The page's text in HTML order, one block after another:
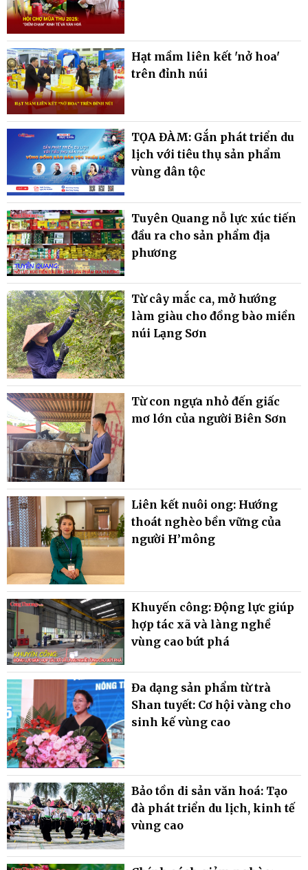
Hạt mầm liên kết 'nở hoa'
trên đỉnh núi
TỌA ĐÀM: Gắn phát triển du
lịch với tiêu thụ sản phẩm
vùng dân tộc
Tuyên Quang nỗ lực xúc tiến
đầu ra cho sản phẩm địa
phương
Từ cây mắc ca, mở hướng
làm giàu cho đồng bào miền
núi Lạng Sơn
Từ con ngựa nhỏ đến giấc
mơ lớn của người Biên Sơn
Liên kết nuôi ong: Hướng
thoát nghèo bền vững của
người H’mông
Khuyến công: Động lực giúp
hợp tác xã và làng nghề
vùng cao bứt phá
Đa dạng sản phẩm từ trà
Shan tuyết: Cơ hội vàng cho
sinh kế vùng cao
Bảo tồn di sản văn hoá: Tạo
đà phát triển du lịch, kinh tế
vùng cao